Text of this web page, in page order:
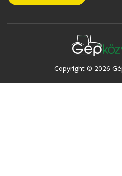
Copyright © 2026